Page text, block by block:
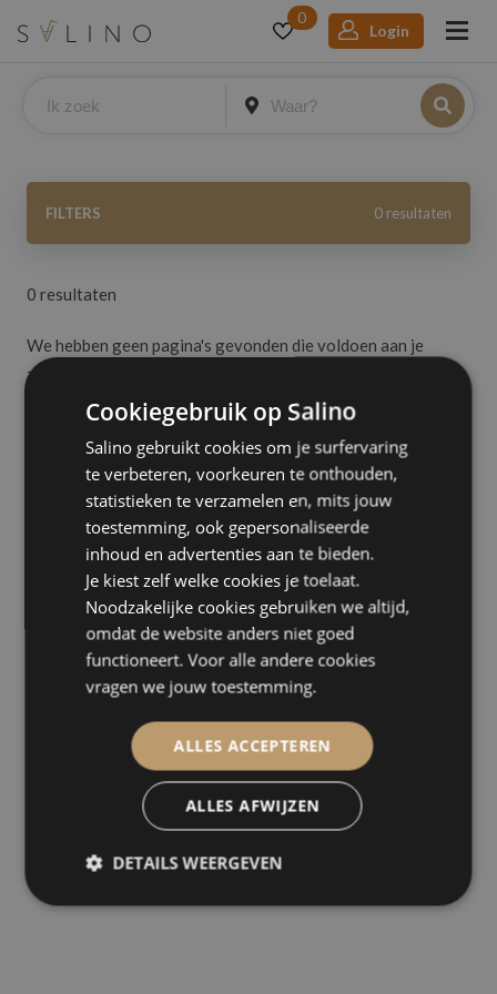
0
Login
FILTERS 0 resultaten
Nederland
Heel Nederland
Gelegenheid
Trouwfeest
Bedrijfsuitje
Verjaardagsfeest
Familiefeest
Communiefeest
Baby- of Kraamfeest
Bedrijfsfeest
Personeelsfeest
Seminar / Congress
Productpresentatie
Huwelijksjubileum
Hostess
Host / Hostess
Parkingboy
Cleaning
Stagehands
Beschikbaarheid
augustus 2026
Vorige maand
din woe don vri zat zon
1 2
4 5 6 7 8 9
20 21 22 23
28 29 30
Volgende maand
0 resultaten
We hebben geen pagina's gevonden die voldoen aan je
zoekopdracht.
Toon resultaten tot 200km
Cookiegebruik op Salino
Salino gebruikt cookies om je surfervaring
te verbeteren, voorkeuren te onthouden,
statistieken te verzamelen en, mits jouw
toestemming, ook gepersonaliseerde
inhoud en advertenties aan te bieden.
Je kiest zelf welke cookies je toelaat.
Noodzakelijke cookies gebruiken we altijd,
omdat de website anders niet goed
functioneert. Voor alle andere cookies
vragen we jouw toestemming.
ALLES ACCEPTEREN
ALLES AFWIJZEN
DETAILS WEERGEVEN